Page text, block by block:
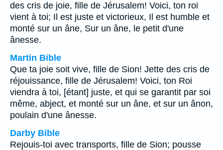
des cris de joie, fille de Jérusalem! Voici, ton roi
vient à toi; Il est juste et victorieux, Il est humble et
monté sur un âne, Sur un âne, le petit d'une
ânesse.
Martin Bible
Que ta joie soit vive, fille de Sion! Jette des cris de
réjouissance, fille de Jérusalem! Voici, ton Roi
viendra à toi, [étant] juste, et qui se garantit par soi
même, abject, et monté sur un âne, et sur un ânon,
poulain d'une ânesse.
Darby Bible
Rejouis-toi avec transports, fille de Sion; pousse